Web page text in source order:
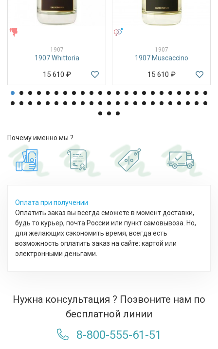
1907
1907 Whittoria
15 610 ₽
1907
1907 Muscaccino
15 610 ₽
Почему именно мы ?
Оплата при получении
Оплатить заказ вы всегда сможете в момент доставки,
будь то курьер, почта России или пункт самовывоза. Но,
для желающих сэкономить время, всегда есть
возможность оплатить заказ на сайте: картой или
электронными деньгами.
Нужна консультация ? Позвоните нам по
бесплатной линии
8-800-555-61-51